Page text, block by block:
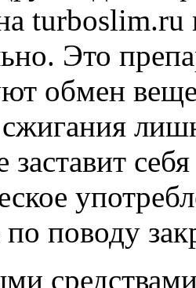
Это
обмен
заставит
поводу